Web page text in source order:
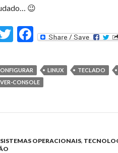
😉
PostT
itt
er
F
e
b
o
LINUX TECLADO
CONSOLE
SISTEMAS OPERACIONAIS,